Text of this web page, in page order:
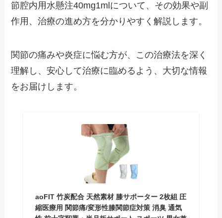
節腔内用水懸注40mg1mlについて、その効果や副
作用、治療の進め方を分かりやすく解説します。
関節の痛みや炎症に悩む方が、この治療法を深く
理解し、安心して治療に臨めるよう、大切な情報
をお届けします。
aoFIT 竹炭配合 天然素材 膝サポーター 2枚組 圧
縮医療用 関節痛/変形性膝関節症対策 消臭 通気